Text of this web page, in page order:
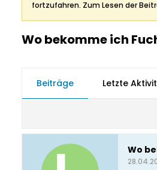
fortzufahren. Zum Lesen der
Wo bekomme ich
Beiträge Letzte
Wo